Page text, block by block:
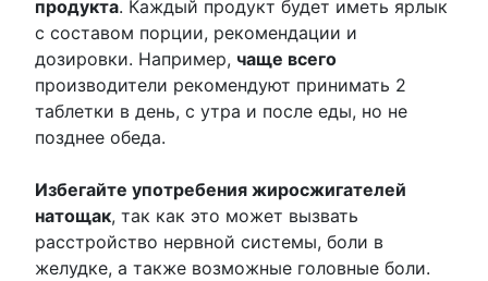
продукта. Каждый продукт будет иметь ярлык
с составом порции, рекомендации и
дозировки. Например, чаще всего
производители рекомендуют принимать 2
таблетки в день, c утра и после еды, но не
позднее обеда.
Избегайте употребения жиросжигателей
натощак, так как это может вызвать
расстройство нервной системы, боли в
желудке, а также возможные головные боли.